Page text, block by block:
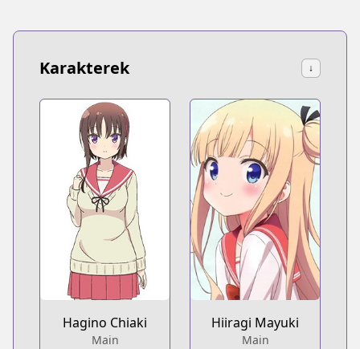
Karakterek ↓
Hagino Chiaki
Main
Hiiragi Mayuki
Main